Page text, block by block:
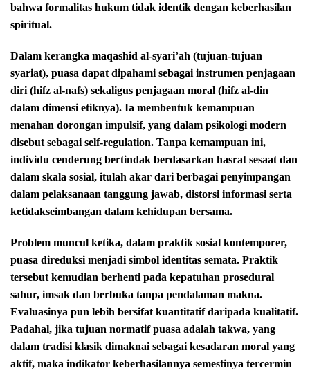
bahwa formalitas hukum tidak identik dengan keberhasilan
spiritual.
Dalam kerangka maqashid al-syari’ah (tujuan-tujuan
syariat), puasa dapat dipahami sebagai instrumen penjagaan
diri (hifz al-nafs) sekaligus penjagaan moral (hifz al-din
dalam dimensi etiknya). Ia membentuk kemampuan
menahan dorongan impulsif, yang dalam psikologi modern
disebut sebagai self-regulation. Tanpa kemampuan ini,
individu cenderung bertindak berdasarkan hasrat sesaat dan
dalam skala sosial, itulah akar dari berbagai penyimpangan
dalam pelaksanaan tanggung jawab, distorsi informasi serta
ketidakseimbangan dalam kehidupan bersama.
Problem muncul ketika, dalam praktik sosial kontemporer,
puasa direduksi menjadi simbol identitas semata. Praktik
tersebut kemudian berhenti pada kepatuhan prosedural
sahur, imsak dan berbuka tanpa pendalaman makna.
Evaluasinya pun lebih bersifat kuantitatif daripada kualitatif.
Padahal, jika tujuan normatif puasa adalah takwa, yang
dalam tradisi klasik dimaknai sebagai kesadaran moral yang
aktif, maka indikator keberhasilannya semestinya tercermin